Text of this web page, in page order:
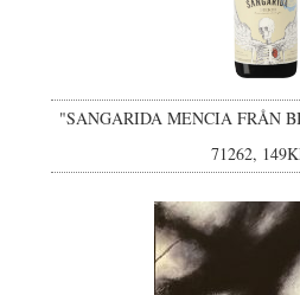
"SANGARIDA MENCIA FRÅN
71262,